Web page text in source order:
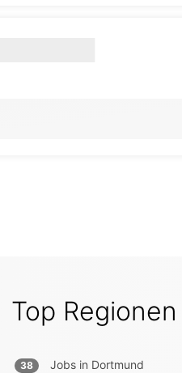
Top Regionen
38 Jobs in Dortmund